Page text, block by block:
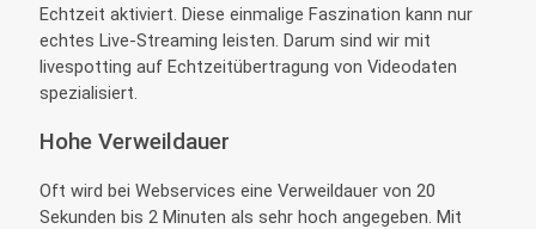
Echtzeit aktiviert. Diese einmalige Faszination kann nur
echtes Live-Streaming leisten. Darum sind wir mit
livespotting auf Echtzeitübertragung von Videodaten
spezialisiert.
Hohe Verweildauer
Oft wird bei Webservices eine Verweildauer von 20
Sekunden bis 2 Minuten als sehr hoch angegeben. Mit